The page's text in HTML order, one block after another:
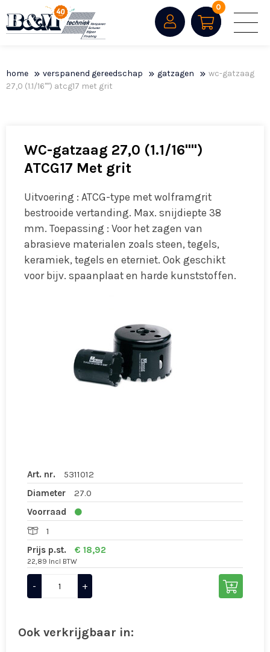
0
home verspanend gereedschap gatzagen
wc-gatzaag
27,0 (1.1/16"") atcg17 met grit
WC-gatzaag 27,0 (1.1/16"")
ATCG17 Met grit
Uitvoering : ATCG-type met wolframgrit
bestrooide vertanding. Max. snijdiepte 38
mm. Toepassing : Voor het zagen van
abrasieve materialen zoals steen, tegels,
keramiek, tegels en eterniet. Ook geschikt
voor bijv. spaanplaat en harde kunststoffen.
Art. nr.
5311012
Diameter
27.0
Voorraad
1
Prijs p.st.
€ 18,92
22,89 Incl BTW
- +
Ook verkrijgbaar in: